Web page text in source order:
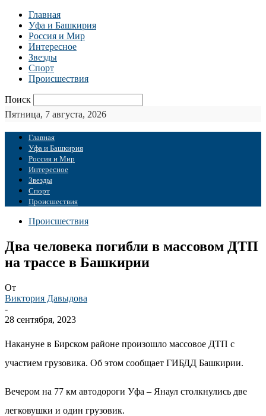
Главная
Уфа и Башкирия
Россия и Мир
Интересное
Звезды
Спорт
Происшествия
Поиск
Пятница, 7 августа, 2026
Главная
Уфа и Башкирия
Россия и Мир
Интересное
Звезды
Спорт
Происшествия
Происшествия
Два человека погибли в массовом ДТП
на трассе в Башкирии
От
Виктория Давыдова
-
28 сентября, 2023
Накануне в Бирском районе произошло массовое ДТП с
участием грузовика. Об этом сообщает ГИБДД Башкирии.
Вечером на 77 км автодороги Уфа – Янаул столкнулись две
легковушки и один грузовик.